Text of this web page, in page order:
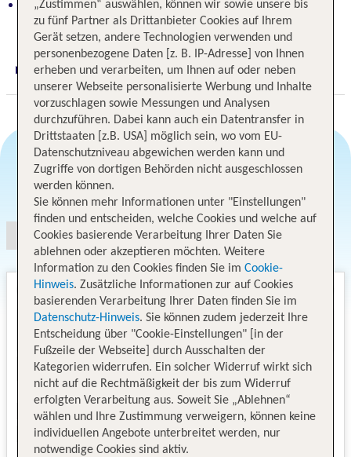
Ganzjährig ideal: Perfekt für Sommer- und
Winterurlaub
Digitaler und telefonischer 24/7 TUI Service
Angebotsauswahl
„Zustimmen“ auswählen, können wir sowie unsere bis
zu fünf Partner als Drittanbieter Cookies auf Ihrem
Gerät setzen, andere Technologien verwenden und
personenbezogene Daten [z. B. IP-Adresse] von Ihnen
erheben und verarbeiten, um Ihnen auf oder neben
unserer Webseite personalisierte Werbung und Inhalte
vorzuschlagen sowie Messungen und Analysen
durchzuführen. Dabei kann auch ein Datentransfer in
Drittstaaten [z.B. USA] möglich sein, wo vom EU-
Datenschutzniveau abgewichen werden kann und
Zugriffe von dortigen Behörden nicht ausgeschlossen
werden können.
Sie können mehr Informationen unter "Einstellungen"
finden und entscheiden, welche Cookies und welche auf
Cookies basierende Verarbeitung Ihrer Daten Sie
ablehnen oder akzeptieren möchten. Weitere
Information zu den Cookies finden Sie im Cookie-
Hinweis. Zusätzliche Informationen zur auf Cookies
basierenden Verarbeitung Ihrer Daten finden Sie im
Datenschutz-Hinweis. Sie können zudem jederzeit Ihre
Entscheidung über "Cookie-Einstellungen" [in der
Fußzeile der Webseite] durch Ausschalten der
Kategorien widerrufen. Ein solcher Widerruf wirkt sich
nicht auf die Rechtmäßigkeit der bis zum Widerruf
erfolgten Verarbeitung aus. Soweit Sie „Ablehnen“
wählen und Ihre Zustimmung verweigern, können keine
individuellen Angebote unterbreitet werden, nur
notwendige Cookies sind aktiv.